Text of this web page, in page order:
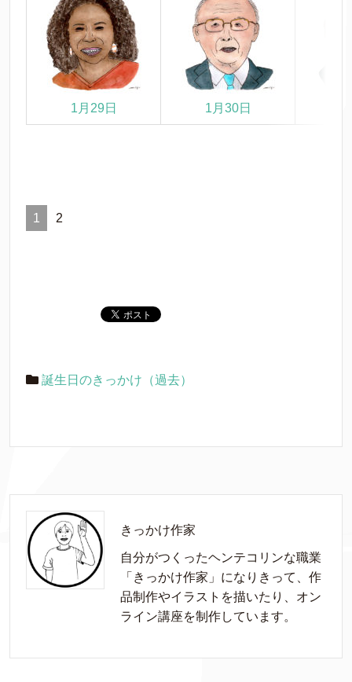
1月29日 1月30日
1 2
誕生日のきっかけ（過去）
きっかけ作家
自分がつくったヘンテコリンな職業
「きっかけ作家」になりきって、作
品制作やイラストを描いたり、オン
ライン講座を制作しています。